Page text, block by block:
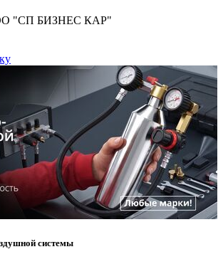
"СП БИЗНЕС КАР"
системы